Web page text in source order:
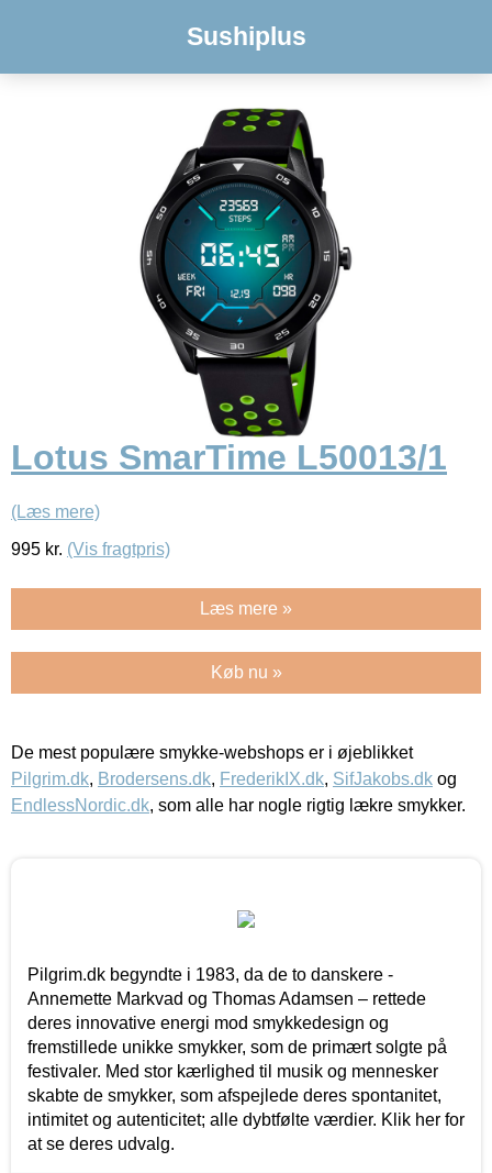
Sushiplus
Lotus SmarTime L50013/1
(Læs mere)
995 kr. (Vis fragtpris)
Læs mere »
Køb nu »
De mest populære smykke-webshops er i øjeblikket
Pilgrim.dk, Brodersens.dk, FrederikIX.dk, SifJakobs.dk og
EndlessNordic.dk, som alle har nogle rigtig lækre smykker.
Pilgrim.dk begyndte i 1983, da de to danskere -
Annemette Markvad og Thomas Adamsen – rettede
deres innovative energi mod smykkedesign og
fremstillede unikke smykker, som de primært solgte på
festivaler. Med stor kærlighed til musik og mennesker
skabte de smykker, som afspejlede deres spontanitet,
intimitet og autenticitet; alle dybtfølte værdier. Klik her for
at se deres udvalg.